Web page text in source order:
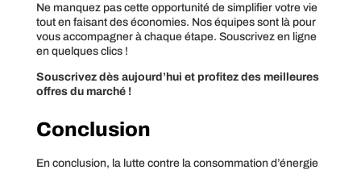
Ne manquez pas cette opportunité de simplifier votre vie
tout en faisant des économies. Nos équipes sont là pour
vous accompagner à chaque étape. Souscrivez en ligne
en quelques clics !
Souscrivez dès aujourd’hui et profitez des meilleures
offres du marché !
Conclusion
En conclusion, la lutte contre la consommation d’énergie